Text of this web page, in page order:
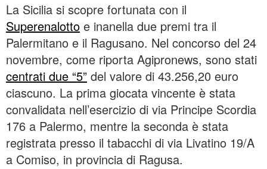
La Sicilia si scopre fortunata con il
Superenalotto e inanella due premi tra il
Palermitano e il Ragusano. Nel concorso del 24
novembre, come riporta Agipronews, sono stati
centrati due “5” del valore di 43.256,20 euro
ciascuno. La prima giocata vincente è stata
convalidata nell’esercizio di via Principe Scordia
176 a Palermo, mentre la seconda è stata
registrata presso il tabacchi di via Livatino 19/A
a Comiso, in provincia di Ragusa.